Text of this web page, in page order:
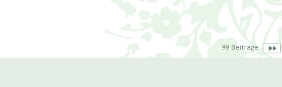
99 Beiträge